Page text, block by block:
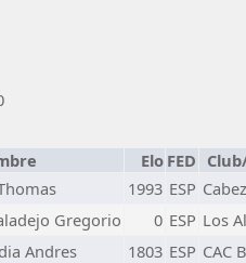
Elo FED
1993 ESP
Gregorio 0 ESP Los
Andres 1803 ESP CAC